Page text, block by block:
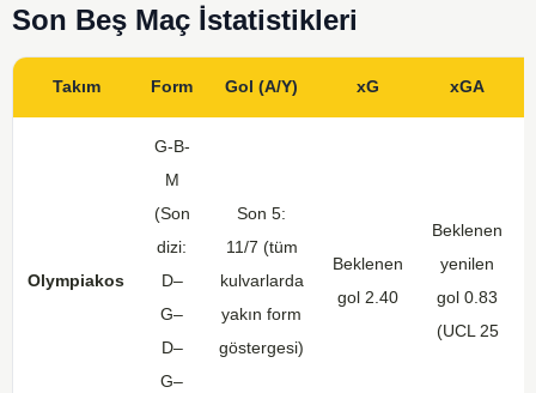
Son Beş Maç İstatistikleri
Takım Form Gol (A/Y) xG xGA
Olympiakos
G-B-
M
(Son
dizi:
D–
G–
D–
G–
Son 5:
11/7 (tüm
kulvarlarda
yakın form
göstergesi)
Beklenen
gol 2.40
Beklenen
yenilen
gol 0.83
(UCL 25